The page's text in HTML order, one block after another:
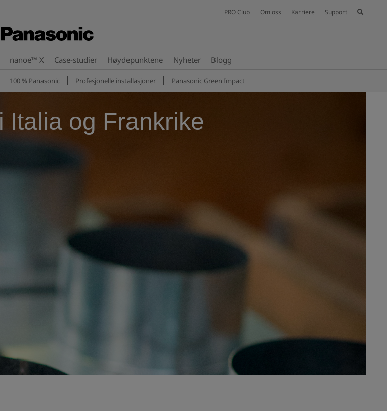
PRO Club Om oss Karriere Support
nanoe™ X Case-studier Høydepunktene Nyheter Blogg
100 % Panasonic Profesjonelle installasjoner Panasonic Green Impact
Italia og Frankrike